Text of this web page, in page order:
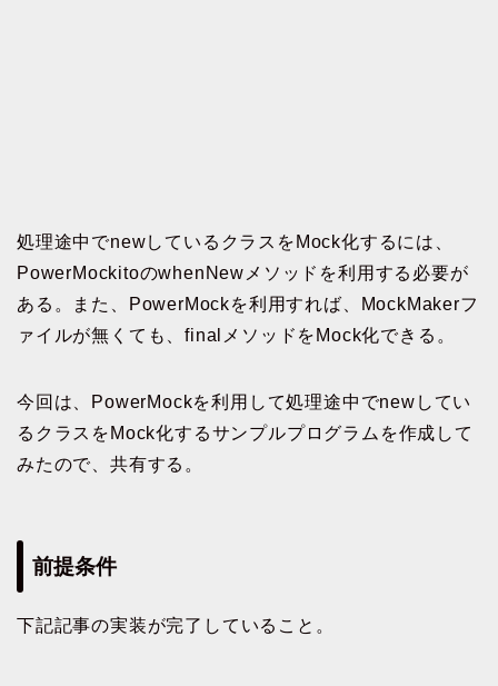
処理途中でnewしているクラスをMock化するには、
PowerMockitoのwhenNewメソッドを利用する必要が
ある。また、PowerMockを利用すれば、MockMakerフ
ァイルが無くても、finalメソッドをMock化できる。
今回は、PowerMockを利用して処理途中でnewしてい
るクラスをMock化するサンプルプログラムを作成して
みたので、共有する。
前提条件
下記記事の実装が完了していること。